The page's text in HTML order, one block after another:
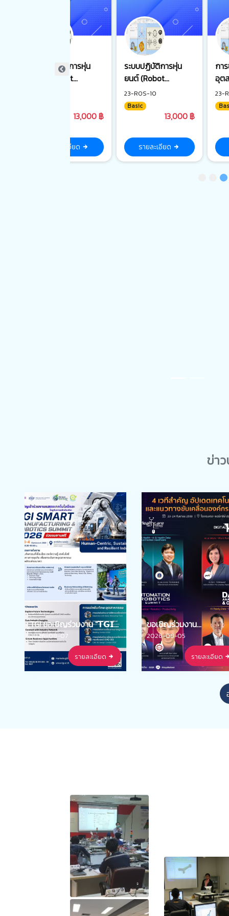
ระบบปฏิบัติการหุ่น
ยนต์ (Robot
13,000 ฿
รายละเอียด
การซ่อมบำรุงหุ่นยนต์
อุตสาหกรรมขั้นพื้น
ฐาน
23-ROB-13
Basic
5,500 ฿
รายละเอียด
กา
อุต
ปล
23-
ข่า
TGI ขอเชิญร่วมงาน "𝗧𝗚𝗜
𝗦𝗠𝗔𝗥𝗧
𝗠𝗔𝗡𝗨𝗙𝗔𝗖𝗧𝗨𝗥𝗜𝗡𝗚 &
𝗥𝗢𝗕𝗢𝗧𝗜𝗖𝗦 𝗦𝗨𝗠𝗠𝗜𝗧
𝟮𝟬𝟮𝟲 (TSMRS 2026)"
2026-08-07
รายละเอียด
ขอเชิญร่วมงาน
Automation &
2026 “Scaling AI-
Operations: Powering
Agility and Resilience”
โดย กระทรวงดิจิทัลฯ ร่วม
กับ สมาคมผู้ใช้ดิจิทัลไทย
2026-08-05
รายละเอียด